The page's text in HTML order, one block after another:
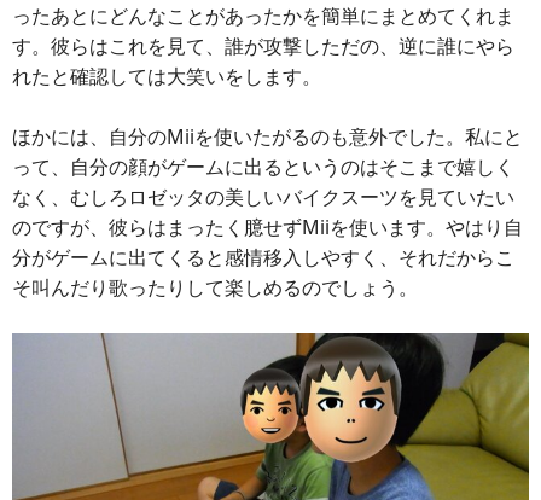
ったあとにどんなことがあったかを簡単にまとめてくれま
す。彼らはこれを見て、誰が攻撃しただの、逆に誰にやら
れたと確認しては大笑いをします。
ほかには、自分のMiiを使いたがるのも意外でした。私にと
って、自分の顔がゲームに出るというのはそこまで嬉しく
なく、むしろロゼッタの美しいバイクスーツを見ていたい
のですが、彼らはまったく臆せずMiiを使います。やはり自
分がゲームに出てくると感情移入しやすく、それだからこ
そ叫んだり歌ったりして楽しめるのでしょう。